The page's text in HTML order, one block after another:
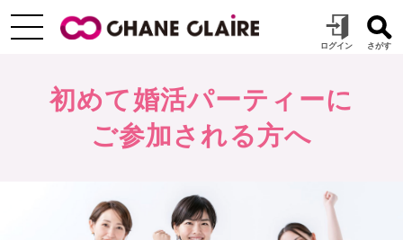
初めて婚活パーティーに
ご参加される方へ